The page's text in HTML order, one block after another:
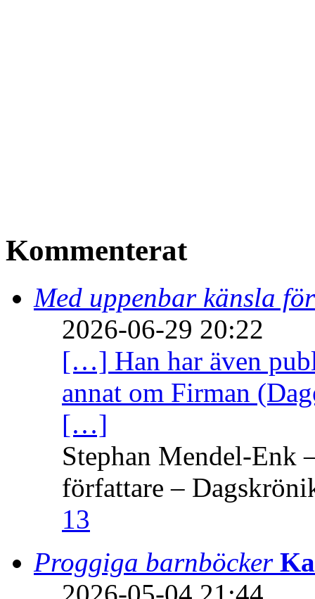
Kommenterat
Med uppenbar känsla
2026-06-29 20:22
[…] Han har även
annat om Firman
[…]
Stephan Mendel-Enk
författare –
13
Proggiga barnböcker